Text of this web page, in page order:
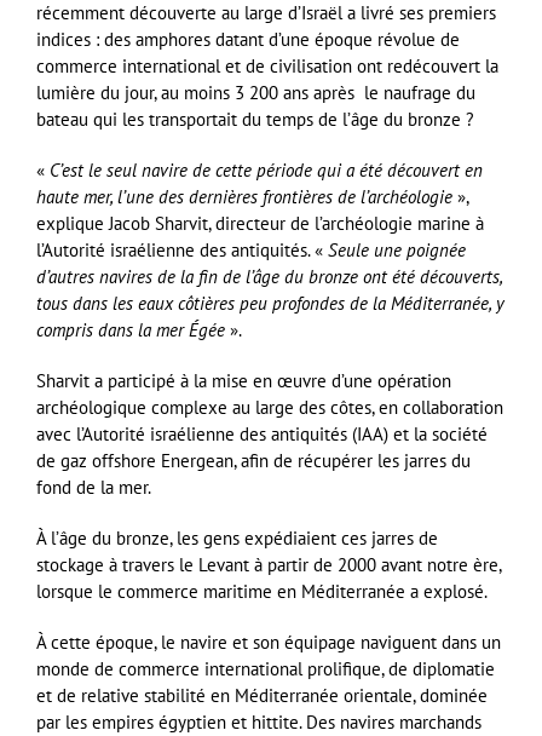
récemment découverte au large d’Israël a livré ses premiers
indices : des amphores datant d’une époque révolue de
commerce international et de civilisation ont redécouvert la
lumière du jour, au moins 3 200 ans après le naufrage du
bateau qui les transportait du temps de l’âge du bronze ?
« C’est le seul navire de cette période qui a été découvert en
haute mer, l’une des dernières frontières de l’archéologie »,
explique Jacob Sharvit, directeur de l’archéologie marine à
l’Autorité israélienne des antiquités. « Seule une poignée
d’autres navires de la fin de l’âge du bronze ont été découverts,
tous dans les eaux côtières peu profondes de la Méditerranée, y
compris dans la mer Égée ».
Sharvit a participé à la mise en œuvre d’une opération
archéologique complexe au large des côtes, en collaboration
avec l’Autorité israélienne des antiquités (IAA) et la société
de gaz offshore Energean, afin de récupérer les jarres du
fond de la mer.
À l’âge du bronze, les gens expédiaient ces jarres de
stockage à travers le Levant à partir de 2000 avant notre ère,
lorsque le commerce maritime en Méditerranée a explosé.
À cette époque, le navire et son équipage naviguent dans un
monde de commerce international prolifique, de diplomatie
et de relative stabilité en Méditerranée orientale, dominée
par les empires égyptien et hittite. Des navires marchands